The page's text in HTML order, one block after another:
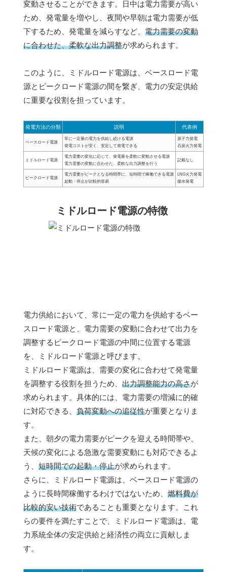
変動させることができます。日中は電力需要が高い
ため、発電量を増やし、夜間や早朝は電力需要が低
下するため、発電量を減らすなど、 電力需要の変動
に合わせた、柔軟な出力調整が求められます。
このように、ミドルロード電源は、ベースロード電
源とピークロード電源の間を繋ぎ、電力の安定供給
に重要な役割を担っています。
発電方法の分類 説明 代表例
ベースロード電源
常に一定量の電力を供給し続ける電源
発電コストが安く、安定して発電できる
原子力発電
石炭火力発電
ミドルロード電源
電力需要の変化に応じて、発電量を柔軟に変動させる電源
電力需要の変動に合わせた、柔軟な出力調整を行う
記載なし
ピークロード電源
電力需要がピークとなる時間帯に、短時間で稼働できる電源
起動・停止が比較的容易
LNG火力発電
揚水発電
ミドルロード電源の特徴
電力供給において、常に一定の電力を供給するベー
スロード電源と、電力需要の変動に合わせて出力を
調整するピークロード電源の中間に位置する電源
を、ミドルロード電源と呼びます。
ミドルロード電源は、需要の変化に合わせて発電量
を調整する役割を担うため、 出力調整能力の高さが
求められます。具体的には、電力需要の増減に的確
に対応できる、 負荷変動への追従性が重要となりま
す。
また、朝夕の電力需要がピークを迎える時間帯や、
天候の変化による急激な需要変動にも対応できるよ
う、 短時間での起動・停止が求められます。
さらに、ミドルロード電源は、ベースロード電源の
ように長時間稼働するわけではないため、 燃料費が
比較的安い技術であることも重要となります。これ
らの要件を満たすことで、ミドルロード電源は、電
力系統全体の安定供給と経済性の両立に貢献しま
す。